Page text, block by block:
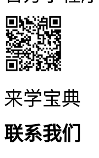
来学宝典
联系我们